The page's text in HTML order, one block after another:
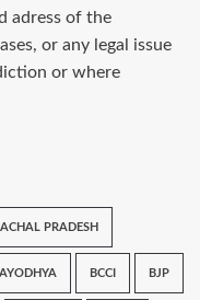
adress of the
or any legal issue
or where
PRADESH
AYODHYA BCCI BJP